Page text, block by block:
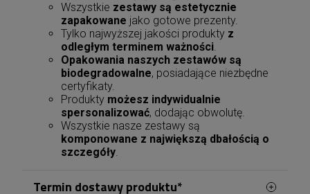
Wszystkie zestawy są estetycznie
zapakowane jako gotowe prezenty.
Tylko najwyższej jakości produkty z
odległym terminem ważności.
Opakowania naszych zestawów są
biodegradowalne, posiadające niezbędne
certyfikaty.
Produkty możesz indywidualnie
spersonalizować, dodając obwolutę.
Wszystkie nasze zestawy są
komponowane z największą dbałością o
szczegóły.
Termin dostawy produktu*